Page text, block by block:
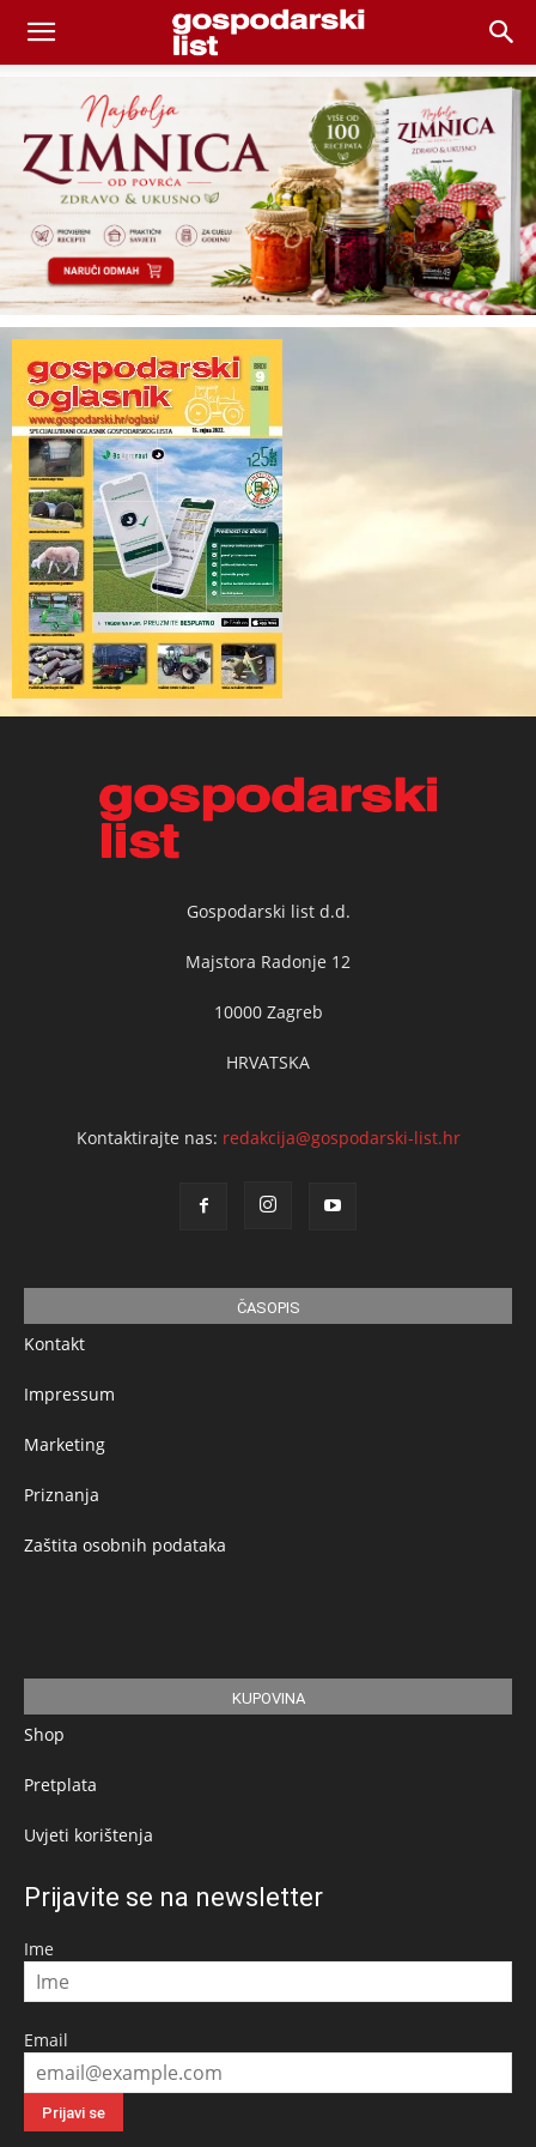
Gospodarski list d.d.
Majstora Radonje 12
10000 Zagreb
HRVATSKA
Kontaktirajte nas: redakcija@gospodarski-list.hr
ČASOPIS
Kontakt
Impressum
Marketing
Priznanja
Zaštita osobnih podataka
KUPOVINA
Shop
Pretplata
Uvjeti korištenja
Prijavite se na newsletter
Ime
Email